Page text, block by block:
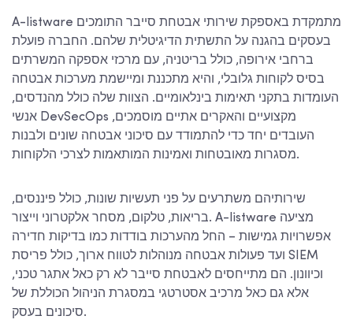
A-listware מתמקדת באספקת שירותי אבטחת סייבר התומכים
בעסקים בהגנה על התשתית הדיגיטלית שלהם. החברה פועלת
ברחבי אירופה, כולל בריטניה, עם מרכזי אספקה המשרתים
בסיס לקוחות גלובלי, והיא מתכננת ומיישמת מערכות אבטחה
העומדות בתקני תאימות בינלאומיים. הצוות שלה כולל מהנדסים,
אנשי DevSecOps מקצועיים והאקרים אתיים מוסמכים,
העובדים יחד כדי להתמודד עם סיכוני אבטחה שונים ולבנות
מסגרות מאובטחות ואמינות המותאמות לצרכי הלקוחות.
שירותיהם משתרעים על פני תעשיות שונות, כולל פיננסים,
בריאות, טלקום, מסחר אלקטרוני וייצור. A-listware מציעה
אפשרויות גמישות – החל מהערכות בודדות כמו בדיקות חדירה
ועד פעולות אבטחה מנוהלות לטווח ארוך, כולל פריסת SIEM
וכיוונון. הם מתייחסים לאבטחת סייבר לא רק כאל אתגר טכני,
אלא גם כאל מרכיב אסטרטגי במסגרת הניהול הכוללת של
סיכונים בעסק.